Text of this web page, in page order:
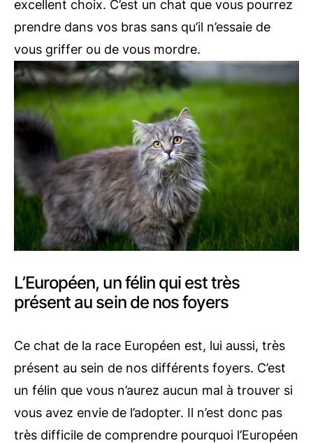
excellent choix. C’est un chat que vous pourrez
prendre dans vos bras sans qu’il n’essaie de
vous griffer ou de vous mordre.
L’Européen, un félin qui est très
présent au sein de nos foyers
Ce chat de la race Européen est, lui aussi, très
présent au sein de nos différents foyers. C’est
un félin que vous n’aurez aucun mal à trouver si
vous avez envie de l’adopter. Il n’est donc pas
très difficile de comprendre pourquoi l’Européen